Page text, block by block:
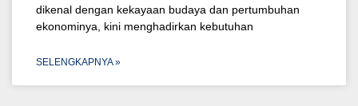
dikenal dengan kekayaan budaya dan pertumbuhan
ekonominya, kini menghadirkan kebutuhan
SELENGKAPNYA »